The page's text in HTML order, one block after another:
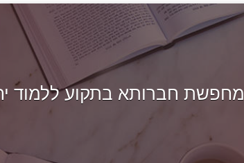
מחפשת חברותא בתקוע ללמוד